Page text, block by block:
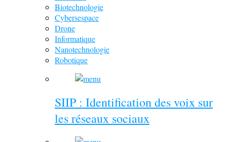
Biotechnologie
Cybersespace
Drone
Informatique
Nanotechnologie
Robotique
SIIP : Identification des voix sur
les réseaux sociaux